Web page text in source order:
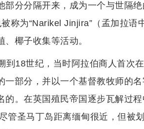
分分隔开来，成为一个与世隔
称为“Narikel Jinjira”（孟加拉语
椰子收集等活动。
到18世纪，当时阿拉伯商人首次
部分，并以一个基督教牧师的
。在英国殖民帝国逐步瓦解过
管圣马丁岛距离缅甸很近，但被